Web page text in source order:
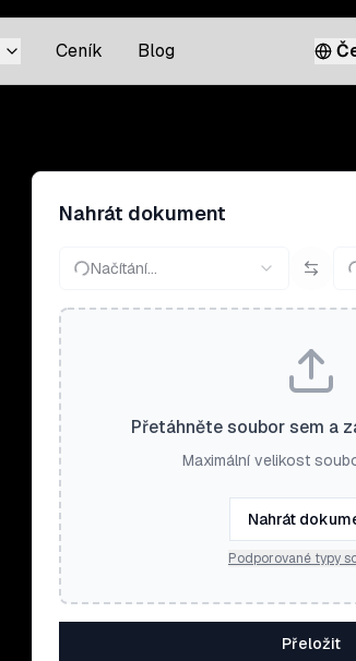
Ceník Blog
Nahrát dokument
Načítání…
Přetáhněte soubor sem a
Maximální velikost
Nahrát
Podporované typy
Přeložit